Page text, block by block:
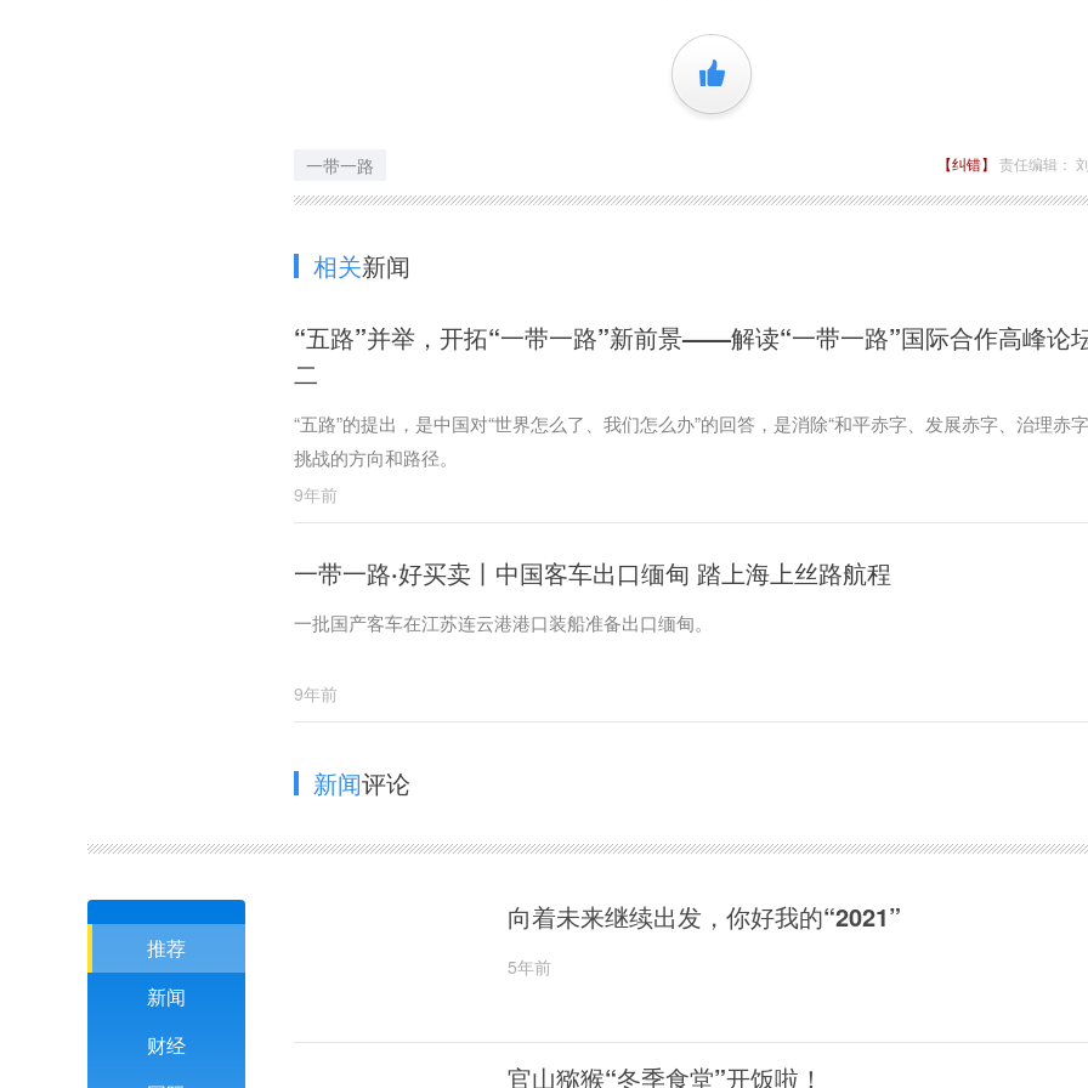
+1
一带一路 【纠错】 责任编辑：
相关新闻
“五路”并举，开拓“一带一路”新前景——解读“一带一路”国际合作高峰论
二
“五路”的提出，是中国对“世界怎么了、我们怎么办”的回答，是消除“和平赤字、发展赤字、治理赤
挑战的方向和路径。
9年前
一带一路·好买卖丨中国客车出口缅甸 踏上海上丝路航程
一批国产客车在江苏连云港港口装船准备出口缅甸。
9年前
新闻评论
推荐
新闻
财经
向着未来继续出发，你好我的“2021”
5年前
官山猕猴“冬季食堂”开饭啦！